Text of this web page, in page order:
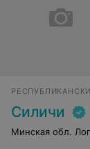
Силичи
Минская обл.